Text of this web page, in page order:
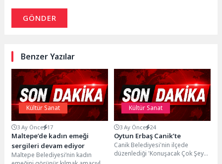
GÖNDER
Benzer Yazılar
Kültür Sanat
3 Ay Önce 17
Maltepe’de kadın emeği
sergileri devam ediyor
Maltepe Belediyesi’nin kadın
Kültür Sanat
3 Ay Önce 24
Oytun Erbaş Canik’te
Canik Belediyesi'nin ilçede
düzenlediği 'Konuşacak Çok Şey